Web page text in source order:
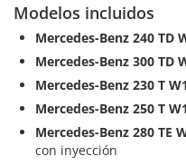
Modelos incluidos
Mercedes-Benz 240 TD
Mercedes-Benz 300 TD
Mercedes-Benz 230 T
Mercedes-Benz 250 T
Mercedes-Benz 280 TE
con inyección